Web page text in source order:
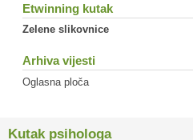
Etwinning kutak
Zelene slikovnice
Arhiva vijesti
Oglasna ploča
Kutak psihologa